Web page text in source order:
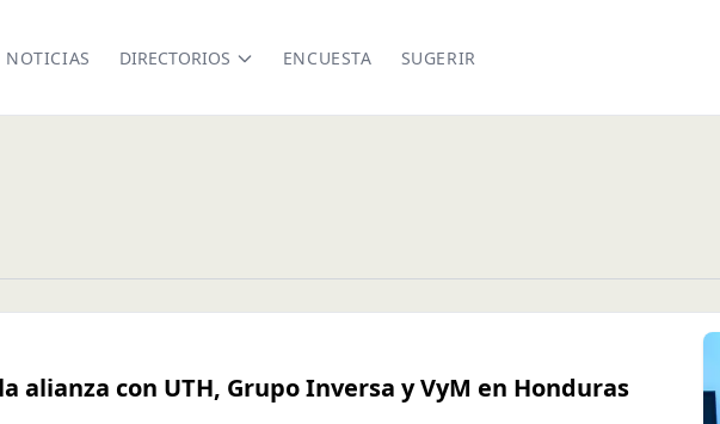
NOTICIAS DIRECTORIOS ENCUESTA SUGERIR
alianza con UTH, Grupo Inversa y VyM en Honduras